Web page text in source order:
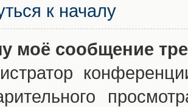
к началу
моё сообщение